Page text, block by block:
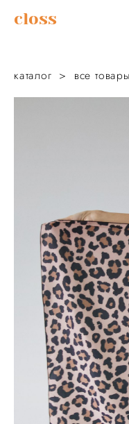
сloss
каталог > все товары